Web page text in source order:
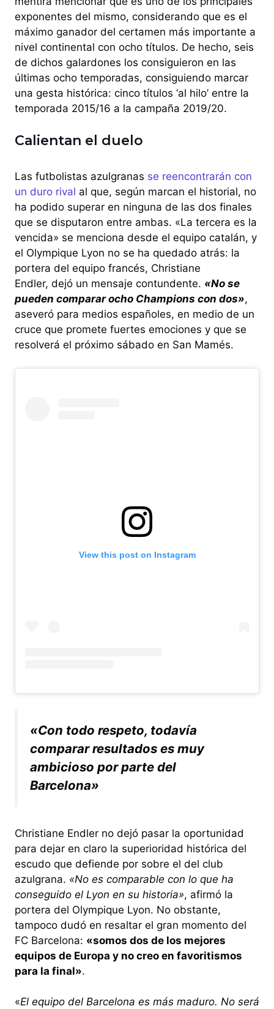
exponentes del mismo, considerando que es el
máximo ganador del certamen más importante a
nivel continental con ocho títulos. De hecho, seis
de dichos galardones los consiguieron en las
últimas ocho temporadas, consiguiendo marcar
una gesta histórica: cinco títulos ‘al hilo’ entre la
temporada 2015/16 a la campaña 2019/20.
Calientan el duelo
Las futbolistas azulgranas se reencontrarán con
un duro rival al que, según marcan el historial, no
ha podido superar en ninguna de las dos finales
que se disputaron entre ambas. «La tercera es la
vencida» se menciona desde el equipo catalán, y
el Olympique Lyon no se ha quedado atrás: la
portera del equipo francés, Christiane
Endler, dejó un mensaje contundente. «No se
pueden comparar ocho Champions con dos»,
aseveró para medios españoles, en medio de un
cruce que promete fuertes emociones y que se
resolverá el próximo sábado en San Mamés.
View this post on Instagram
«Con todo respeto, todavía
comparar resultados es muy
ambicioso por parte del
Barcelona»
Christiane Endler no dejó pasar la oportunidad
para dejar en claro la superioridad histórica del
escudo que defiende por sobre el del club
azulgrana. «No es comparable con lo que ha
conseguido el Lyon en su historia», afirmó la
portera del Olympique Lyon. No obstante,
tampoco dudó en resaltar el gran momento del
FC Barcelona: «somos dos de los mejores
equipos de Europa y no creo en favoritismos
para la final».
«El equipo del Barcelona es más maduro. No será